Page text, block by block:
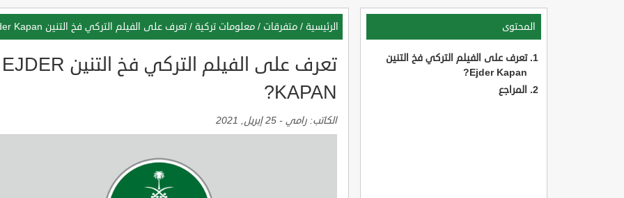
المحتوى
تعرف على الفيلم التركي فخ التنين
Ejder Kapan?
المراجع
الرئيسية / متفرقات / معلومات تركية / تعرف على الفيلم التركي فخ التنين Ejder Kapan?
تعرف على الفيلم التركي فخ التنين EJDER
KAPAN?
الكاتب: رامي - 25 إبريل, 2021